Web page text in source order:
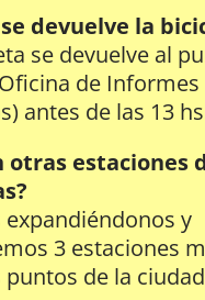
devuelve la
se devuelve al
de Informes
antes de las 13
otras estaciones
expandiéndonos y
3 estaciones
de la